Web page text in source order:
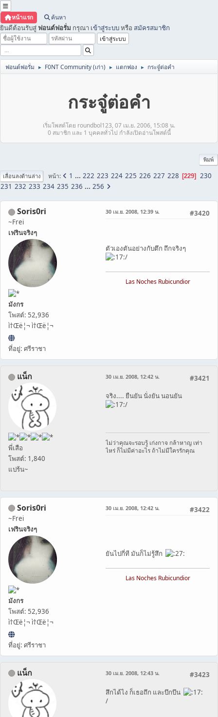
หน้าแรก ค้นหา
ยินดีต้อนรับสู่ ฟอนต์ฟอรั่ม กรุณา เข้าสู่ระบบหรือ สมัครสมาชิก
ฟอนต์ฟอรั่ม ► F0NT Community (เก่า) ► แตกฟอง ► กระจู๋ต่อคำ
กระจู๋ต่อคำ
เริ่มโพสต์โดย roundbol123, 07 เม.ย. 2006, 15:08 น.
0 สมาชิก และ 1 บุคคลทั่วไป กำลังเปิดอ่านโพสต์นี้
พิมพ์
เลื่อนลงด้านล่าง หน้า 1 ... 222 223 224 225 226 227 228 229
230
231 232 233 234 235 236 ... 256
Soris0ri
~Frei
เฟรินจริงๆ
มังกร
โพสต์: 52,936
ì†Œë¦¬ ì†Œë¦¬
ที่อยู่: ศรีราชา
#3420
30 เม.ย. 2008, 12:39 น.
ตัวเองตันอย่างกับตึก ถึกจริงๆ
/
Las Noches Rubicundior
แน็ก
พี่เสือ
โพสต์: 1,840
แปร้น~
#3421
30 เม.ย. 2008, 12:42 น.
จริง.... ยืนยัน นั่งยัน นอนยัน
/
ไม่ว่าคุณจะรอบรู้ เก่งกาจ กล้าหาญ เท่า
ไหร่ ก็ไม่มีค่าอะไร ถ้าไม่มีใครรักคุณ
Soris0ri
~Frei
เฟรินจริงๆ
มังกร
โพสต์: 52,936
ì†Œë¦¬ ì†Œë¦¬
ที่อยู่: ศรีราชา
#3422
30 เม.ย. 2008, 12:42 น.
ยันไปกี่ที มันก็ไม่รู้สึก
Las Noches Rubicundior
แน็ก #3423
30 เม.ย. 2008, 12:43 น.
สึกได้ไง ก็เธอถึก และบึกบึน
/